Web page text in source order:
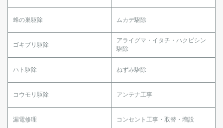
蜂の巣駆除 ムカデ駆除
ゴキブリ駆除
アライグマ・イタチ・ハクビシン
駆除
ハト駆除 ねずみ駆除
コウモリ駆除 アンテナ工事
漏電修理 コンセント工事・取替・増設